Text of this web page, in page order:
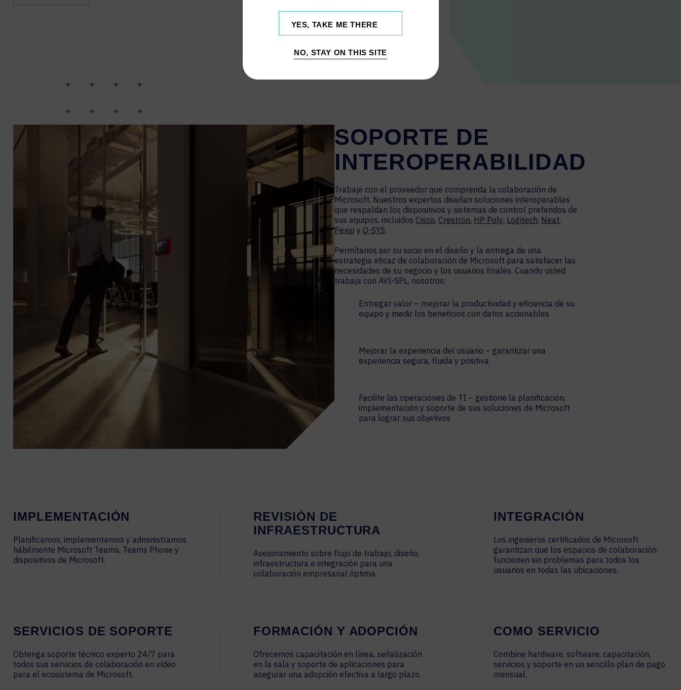
SOPORTE DE
INTEROPERABILIDAD
Trabaje con el proveedor que comprenda la colaboración de
Microsoft. Nuestros expertos diseñan soluciones interoperables
que respaldan los dispositivos y sistemas de control preferidos de
sus equipos, incluidos Cisco, Crestron, HP Poly, Logitech, Neat,
Pexip y Q-SYS.
Permítanos ser su socio en el diseño y la entrega de una
estrategia eficaz de colaboración de Microsoft para satisfacer las
necesidades de su negocio y los usuarios finales. Cuando usted
trabaja con AVI-SPL, nosotros:
Entregar valor – mejorar la productividad y eficiencia de su
equipo y medir los beneficios con datos accionables
Mejorar la experiencia del usuario – garantizar una
experiencia segura, fluida y positiva
Facilite las operaciones de TI – gestione la planificación,
implementación y soporte de sus soluciones de Microsoft
para lograr sus objetivos
IMPLEMENTACIÓN
Planificamos, implementamos y administramos
hábilmente Microsoft Teams, Teams Phone y
dispositivos de Microsoft.
REVISIÓN DE
INFRAESTRUCTURA
Asesoramiento sobre flujo de trabajo, diseño,
infraestructura e integración para una
colaboración empresarial óptima.
INTEGRACIÓN
Los ingenieros certificados de Microsoft
garantizan que los espacios de colaboración
funcionen sin problemas para todos los
usuarios en todas las ubicaciones.
SERVICIOS DE SOPORTE
Obtenga soporte técnico experto 24/7 para
todos sus servicios de colaboración en vídeo
para el ecosistema de Microsoft.
FORMACIÓN Y ADOPCIÓN
Ofrecemos capacitación en línea, señalización
en la sala y soporte de aplicaciones para
asegurar una adopción efectiva a largo plazo.
COMO SERVICIO
Combine hardware, software, capacitación,
servicios y soporte en un sencillo plan de pago
mensual.
YES, TAKE ME THERE
NO, STAY ON THIS SITE